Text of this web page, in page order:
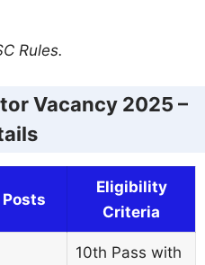
Rules.
Vacancy 2025 –
Eligibility
Criteria
10th Pass with